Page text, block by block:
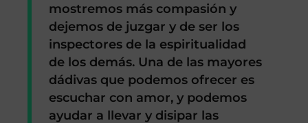
mostremos más compasión y
dejemos de juzgar y de ser los
inspectores de la espiritualidad
de los demás. Una de las mayores
dádivas que podemos ofrecer es
escuchar con amor, y podemos
ayudar a llevar y disipar las